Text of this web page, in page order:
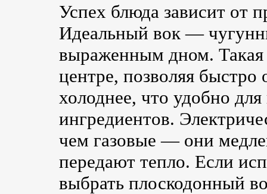
Успех блюда зависит от
Идеальный вок —
выраженным дном. Такая
центре, позволяя быстро
холоднее, что удобно
ингредиентов.
чем газовые — они
передают тепло. Если
выбрать плоскодонный